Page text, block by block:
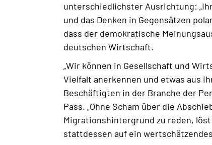
unterschiedlichster Ausrichtung:
und das Denken in Gegensätzen
dass der demokratische
deutschen Wirtschaft.
„Wir können in Gesellschaft und
Vielfalt anerkennen und etwas aus
Beschäftigten in der Branche der
Pass. „Ohne Scham über die
Migrationshintergrund zu reden,
stattdessen auf ein